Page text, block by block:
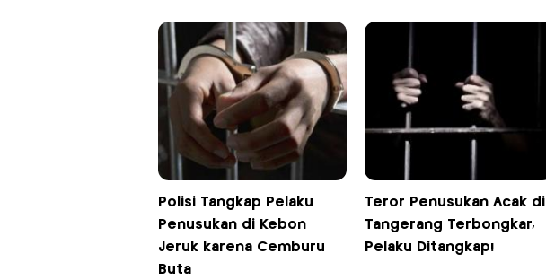
Polisi Tangkap Pelaku
Penusukan di Kebon
Jeruk karena Cemburu
Buta
Teror Penusukan Acak di
Tangerang Terbongkar,
Pelaku Ditangkap!